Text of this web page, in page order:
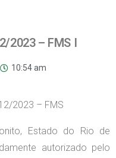
2023 – FMS I
10:54 am
2023 – FMS
Estado do Rio de
autorizado pelo